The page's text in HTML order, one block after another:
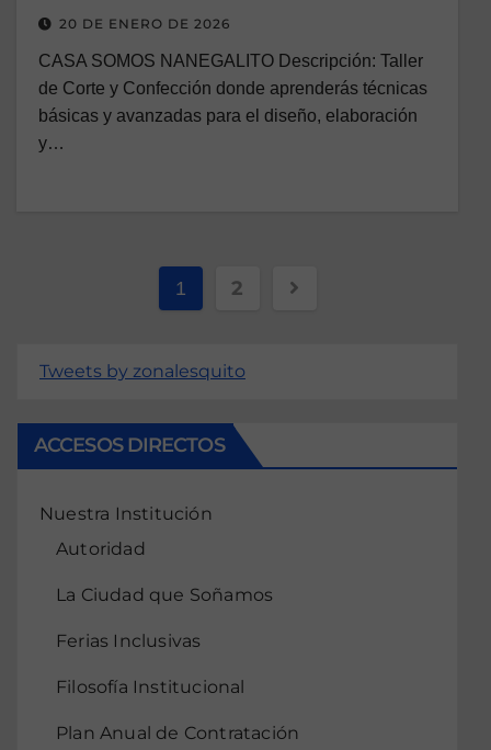
20 DE ENERO DE 2026
CASA SOMOS NANEGALITO Descripción: Taller
de Corte y Confección donde aprenderás técnicas
básicas y avanzadas para el diseño, elaboración
y…
1 2
Tweets by zonalesquito
ACCESOS DIRECTOS
Nuestra Institución
Autoridad
La Ciudad que Soñamos
Ferias Inclusivas
Filosofía Institucional
Plan Anual de Contratación